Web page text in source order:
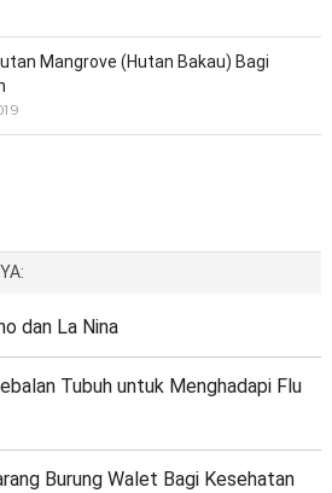
Mangrove (Hutan Bakau) Bagi
dan La Nina
Tubuh untuk Menghadapi Flu
Burung Walet Bagi Kesehatan